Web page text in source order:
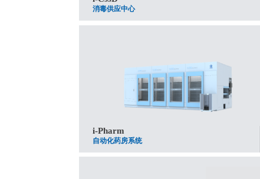
消毒供应中心
i-Pharm
自动化药房系统